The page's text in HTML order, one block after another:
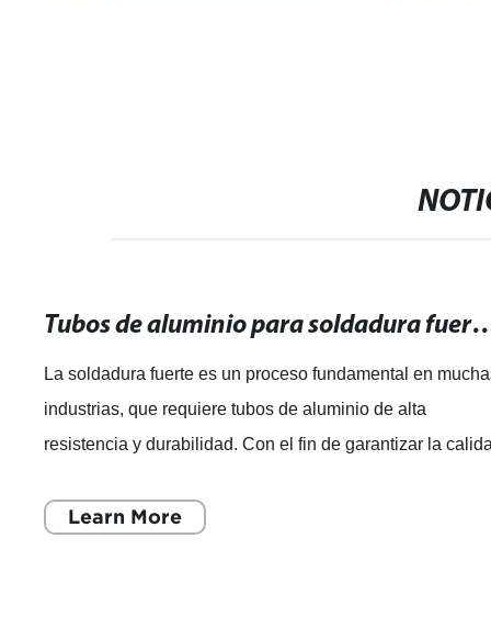
Tubos de aluminio para soldadura
La soldadura fuerte es un proceso fundamental en
industrias, que requiere tubos de aluminio de alta
resistencia y durabilidad. Con el fin de garantizar la
Learn More